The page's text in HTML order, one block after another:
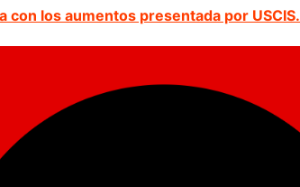
con los aumentos presentada por USCIS.